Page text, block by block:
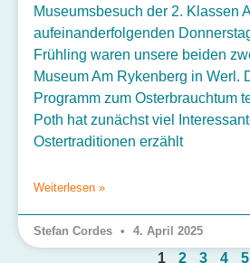
Museumsbesuch der 2. Klassen
aufeinanderfolgenden
Frühling waren unsere beiden
Museum Am Rykenberg in Werl.
Programm zum Osterbrauchtum
Poth hat zunächst viel
Ostertraditionen erzählt
Weiterlesen »
Stefan Cordes 4. April 2025
1 2 3 4 5